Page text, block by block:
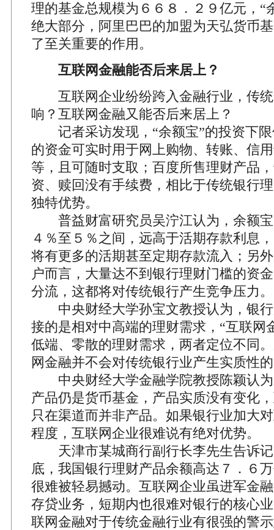
理的基金总规模为６６８．２９亿元，“
绝大部分，阿里巴巴的加盟为天弘货币
了至关重要的作用。
互联网金融能否后来居上？
互联网企业纷纷跨入金融行业，传统
响？互联网金融又能否后来居上？
记者采访发现，“余额宝”的投资下限
的资金可实时用于网上购物、转账、信
等，且可随时支取；百度所售理财产品
资、赎回没有手续费，相比于传统银行
独特优势。
普益财富研究员吴泞江认为，余额宝
４％至５％之间，远高于活期存款利息
将有更多的活期甚至定期存款流入；另
户而言，大量达不到银行理财门槛的资
分流，这都将对传统银行产生竞争压力。
中央财经大学孙宝文教授认为，银行
接的是相对中高端的理财需求，“互联网
低端、零散的理财需求，两者定位不同
网金融并不会对传统银行业产生实质性
中央财经大学金融学院教授陈颖认为
产品仍是货币基金，产品实质没有变化
只在渠道而并非产品。如果银行业加大
程度，互联网企业很难说有绝对优势。
天津市某城商行副行长李先生告诉记
底，我国银行理财产品余额高达７．６
很难被轻易撼动。互联网企业虽进军金
存贷业务，短期内也很难对银行的核心
联网金融对于传统金融行业有很强的警